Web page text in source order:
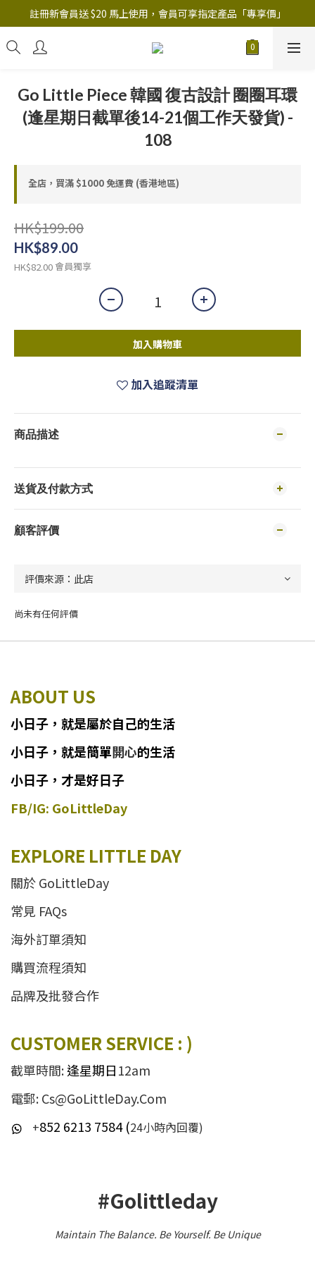
註冊新會員送 $20 馬上使用，會員可享指定產品「​專享價」
註冊新會員送 $20 馬上使用，會員可享指定產品「​專享價」
B.Y.O.B Mask Collection 任選優惠: 4件9折
Go Little Piece 韓國 復古設計 圈圈耳環
(逢星期日截單後14-21個工作天發貨) -
108
全店，買滿 $1000 免運費 (香港地區)
HK$199.00
HK$89.00
HK$82.00會員獨享
加入購物車
加入追蹤清單
商品描述
送貨及付款方式
顧客評價
尚未有任何評價
ABOUT US
小日子 ， 就是屬於自己的生活
小日子 ， 就是簡單開心的生活
小日子，才是好日子
FB/IG: GoLittleDay
EXPLORE LITTLE DAY
關於 GoLittleDay
常見 FAQs
海外訂單須知
購買流程須知
品牌及批發合作
CUSTOMER SERVICE : )
截單時間:逢星期日12am
電郵: Cs@GoLittleDay.Com
+852 6213 7584 (24小時內回覆)
#Golittleday
Maintain The Balance. Be Yourself.Be Unique